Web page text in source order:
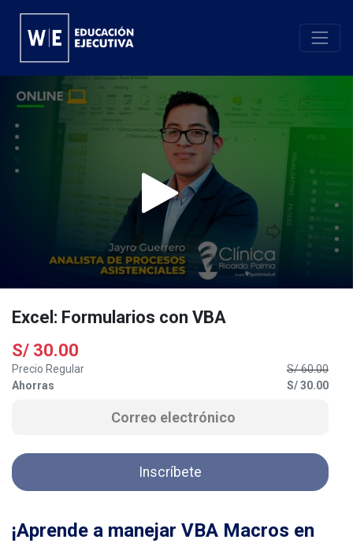
Excel: Formularios con VBA
S/ 30.00
Precio Regular S/60.00
Ahorras
S/30.00
Inscríbete
¡Aprende a manejar VBA Macros en